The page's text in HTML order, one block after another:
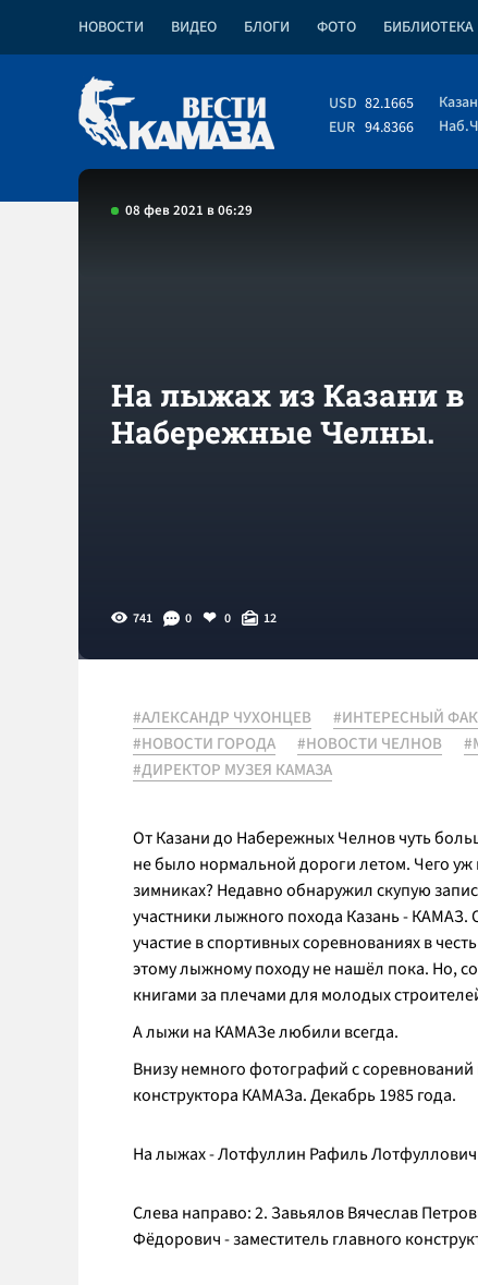
НОВОСТИ ВИДЕО БЛОГИ ФОТО БИБЛИОТЕКА
USD 82.1665
EUR 94.8366
08 фев 2021 в 06:29
На лыжах из Казани в
Набережные Челны.
741 0 0 12
#АЛЕКСАНДР ЧУХОНЦЕВ #ИНТЕРЕСНЫЙ
#НОВОСТИ ГОРОДА
#НОВОСТИ ЧЕЛНОВ
#ДИРЕКТОР МУЗЕЯ КАМАЗА
От Казани до Набережных Челнов чуть
не было нормальной дороги летом. Чего уж
зимниках? Недавно обнаружил скупую
участники лыжного похода Казань -
участие в спортивных соревнованиях в
этому лыжному походу не нашёл пока. Но,
книгами за плечами для молодых
А лыжи на КАМАЗе любили всегда.
Внизу немного фотографий с
конструктора КАМАЗа. Декабрь 1985 года.
На лыжах - Лотфуллин Рафиль
Слева направо: 2. Завьялов Вячеслав
Фёдорович - заместитель главного